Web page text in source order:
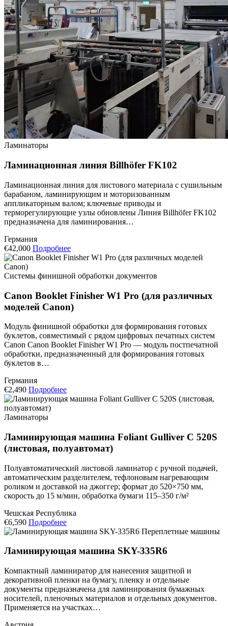
Ламинаторы
Ламинационная линия Billhöfer FK102
Ламинационная линия для листового материала с сушильным
барабаном, ламинирующим и моторизованным
аппликаторным валом; ключевые приводы и
терморегулирующие узлы обновлены Линия Billhöfer FK102
предназначена для ламинирования…
Германия
€42,000 Подробнее
Системы финишной обработки документов
Canon Booklet Finisher W1 Pro (для различных
моделей Canon)
Модуль финишной обработки для формирования готовых
буклетов, совместимый с рядом цифровых печатных систем
Canon Canon Booklet Finisher W1 Pro — модуль постпечатной
обработки, предназначенный для формирования готовых
буклетов в…
Германия
€2,490 Подробнее
Ламинаторы
Ламинирующая машина Foliant Gulliver C 520S
(листовая, полуавтомат)
Полуавтоматический листовой ламинатор с ручной подачей,
автоматическим разделителем, тефлоновым нагревающим
роликом и доставкой на джоггер; формат до 520×750 мм,
скорость до 15 м/мин, обработка бумаги 115–350 г/м²
Чешская Республика
€6,590 Подробнее
Переплетные машины
Ламинирующая машина SKY-335R6
Компактный ламиниратор для нанесения защитной и
декоративной пленки на бумагу, пленку и отдельные
документы предназначена для ламинирования бумажных
носителей, пленочных материалов и отдельных документов.
Применяется на участках…